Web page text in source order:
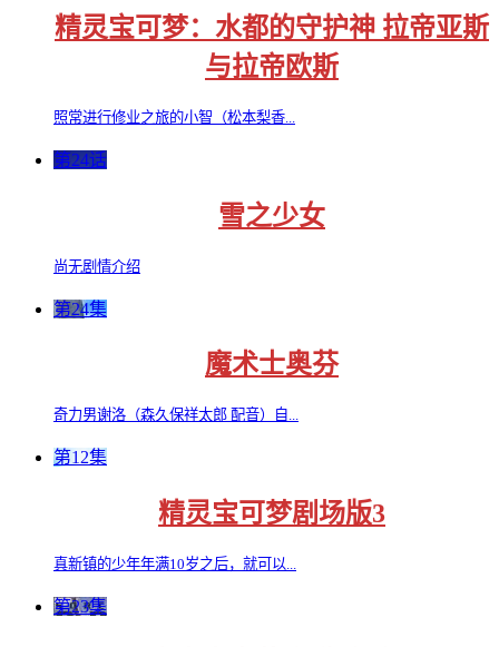
精灵宝可梦：水都的守护神 拉帝亚斯
与拉帝欧斯
照常进行修业之旅的小智（松本梨香...
第24话
雪之少女
尚无剧情介绍
第24集
魔术士奥芬
奇力男谢洛（森久保祥太郎 配音）自...
第12集
精灵宝可梦剧场版3
真新镇的少年年满10岁之后，就可以...
第23集